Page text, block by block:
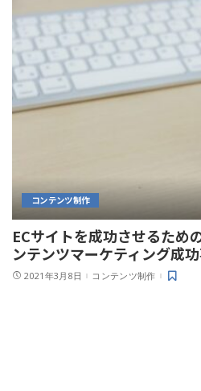
コンテンツ制作
ECサイトを成功させるため
ンテンツマーケティング成
2021年3月8日 コンテンツ制作